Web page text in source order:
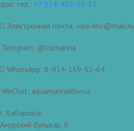
доп. тел.: +7 924-403-53-55
Электронная почта: visa-khv@mail.ru
Telegram: @Usmarina
WhatsApp: 8-914-159-92-64
WeChat: aquamarinekhvrus
г. Хабаровск,
Амурский бульвар, 6